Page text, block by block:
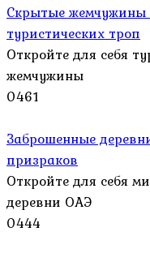
Скрытые жемчужины
туристических троп
Откройте для себя
жемчужины
0461
Заброшенные
призраков
Откройте для себя
деревни ОАЭ
0444